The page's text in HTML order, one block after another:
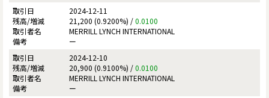
2024-12-11
21,200 (0.9200%) /0.0100
MERRILL LYNCH INTERNATIONAL
ー
2024-12-10
20,900 (0.9100%) /0.0100
MERRILL LYNCH INTERNATIONAL
ー